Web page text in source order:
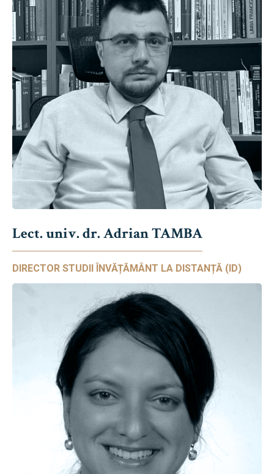
Lect. univ. dr. Adrian TAMBA
DIRECTOR STUDII ÎNVĂȚĂMÂNT LA DISTANȚĂ (ID)